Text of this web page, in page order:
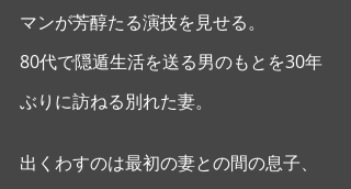
マンが芳醇たる演技を見せる。
80代で隠遁生活を送る男のもとを30年
ぶりに訪ねる別れた妻。
出くわすのは最初の妻との間の息子、